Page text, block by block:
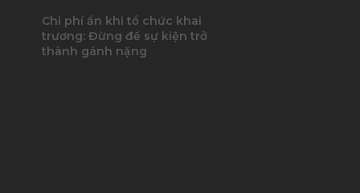
Chi phí ẩn khi tổ chức khai
trương: Đừng để sự kiện trở
thành gánh nặng